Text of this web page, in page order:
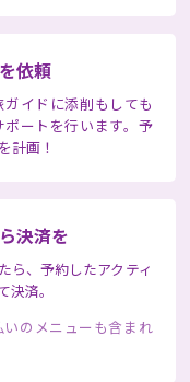
依頼
イドに添削もしても
ートを行います。予
計画！
決済を
ら、予約したアクティ
済。
のメニューも含まれ